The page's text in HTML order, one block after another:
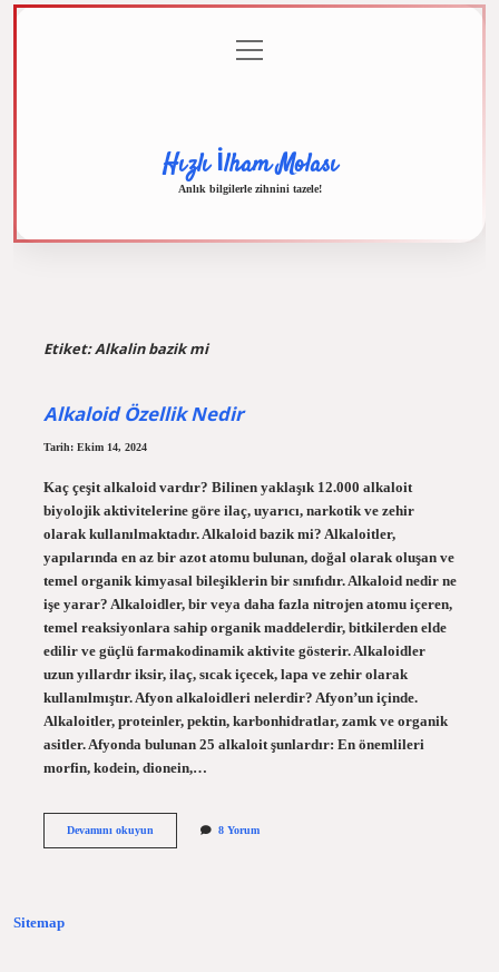
menüyü
aç
Hızlı İlham Molası
Anlık bilgilerle zihnini tazele!
Etiket:Alkalin bazik mi
Alkaloid Özellik Nedir
Tarih: Ekim 14, 2024
Kaç çeşit alkaloid vardır? Bilinen yaklaşık 12.000 alkaloit
biyolojik aktivitelerine göre ilaç, uyarıcı, narkotik ve zehir
olarak kullanılmaktadır. Alkaloid bazik mi? Alkaloitler,
yapılarında en az bir azot atomu bulunan, doğal olarak oluşan ve
temel organik kimyasal bileşiklerin bir sınıfıdır. Alkaloid nedir ne
işe yarar? Alkaloidler, bir veya daha fazla nitrojen atomu içeren,
temel reaksiyonlara sahip organik maddelerdir, bitkilerden elde
edilir ve güçlü farmakodinamik aktivite gösterir. Alkaloidler
uzun yıllardır iksir, ilaç, sıcak içecek, lapa ve zehir olarak
kullanılmıştır. Afyon alkaloidleri nelerdir? Afyon’un içinde.
Alkaloitler, proteinler, pektin, karbonhidratlar, zamk ve organik
asitler. Afyonda bulunan 25 alkaloit şunlardır: En önemlileri
morfin, kodein, dionein,…
Devamını okuyunAlkaloid
8 Yorum
Sitemap